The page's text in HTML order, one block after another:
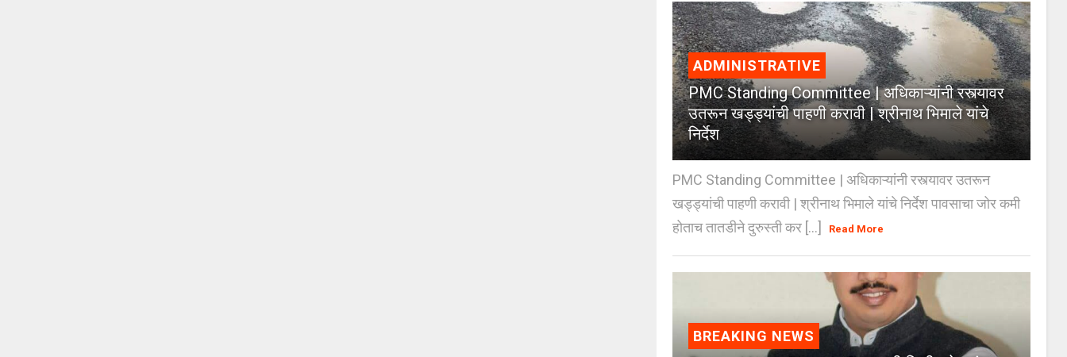
ADMINISTRATIVE
PMC Standing Committee | अधिकाऱ्यांनी रस्त्यावर
उतरून खड्ड्यांची पाहणी करावी | श्रीनाथ भिमाले यांचे
निर्देश
PMC Standing Committee | अधिकाऱ्यांनी रस्त्यावर उतरून
खड्ड्यांची पाहणी करावी | श्रीनाथ भिमाले यांचे निर्देश पावसाचा जोर कमी
होताच तातडीने दुरुस्ती कर [...]
Read More
BREAKING NEWS